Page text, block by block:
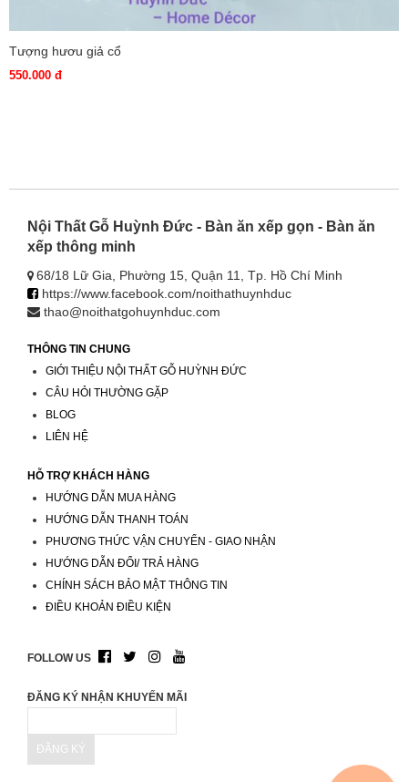
Tượng hươu giả cổ
550.000 đ
Nội Thất Gỗ Huỳnh Đức - Bàn ăn xếp gọn - Bàn ăn
xếp thông minh
68/18 Lữ Gia, Phường 15, Quận 11, Tp. Hồ Chí Minh
https://www.facebook.com/noithathuynhduc
thao@noithatgohuynhduc.com
THÔNG TIN CHUNG
GIỚI THIỆU NỘI THẤT GỖ HUỲNH ĐỨC
CÂU HỎI THƯỜNG GẶP
BLOG
LIÊN HỆ
HỖ TRỢ KHÁCH HÀNG
HƯỚNG DẪN MUA HÀNG
HƯỚNG DẪN THANH TOÁN
PHƯƠNG THỨC VẬN CHUYỂN - GIAO NHẬN
HƯỚNG DẪN ĐỔI/ TRẢ HÀNG
CHÍNH SÁCH BẢO MẬT THÔNG TIN
ĐIỀU KHOẢN ĐIỀU KIỆN
FOLLOW US
ĐĂNG KÝ NHẬN KHUYẾN MÃI
ĐĂNG KÝ